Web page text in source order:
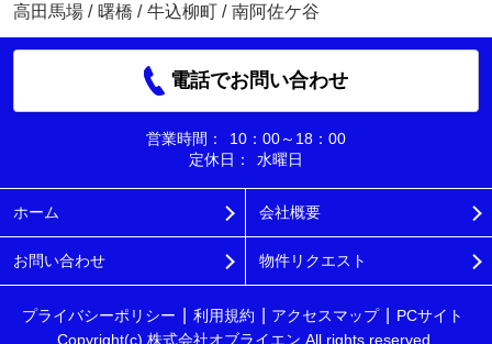
高田馬場 / 曙橋 / 牛込柳町 / 南阿佐ケ谷
電話でお問い合わせ
営業時間：
10：00～18：00
定休日：
水曜日
ホーム 会社概要
お問い合わせ 物件リクエスト
プライバシーポリシー 利用規約 アクセスマップ
PCサイト
Copyright(c) 株式会社オブライエン All rights reserved.